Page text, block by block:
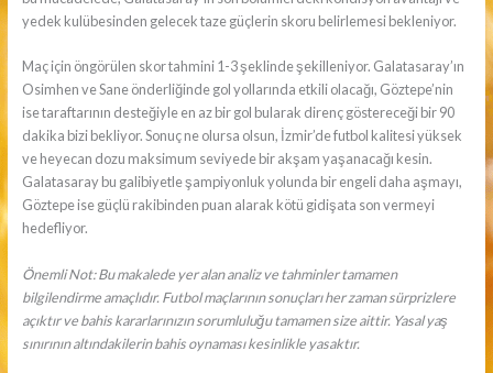
yedek kulübesinden gelecek taze güçlerin skoru belirlemesi bekleniyor.
Maç için öngörülen skor tahmini 1-3 şeklinde şekilleniyor. Galatasaray’ın
Osimhen ve Sane önderliğinde gol yollarında etkili olacağı, Göztepe’nin
ise taraftarının desteğiyle en az bir gol bularak direnç göstereceği bir 90
dakika bizi bekliyor. Sonuç ne olursa olsun, İzmir’de futbol kalitesi yüksek
ve heyecan dozu maksimum seviyede bir akşam yaşanacağı kesin.
Galatasaray bu galibiyetle şampiyonluk yolunda bir engeli daha aşmayı,
Göztepe ise güçlü rakibinden puan alarak kötü gidişata son vermeyi
hedefliyor.
Önemli Not: Bu makalede yer alan analiz ve tahminler tamamen
bilgilendirme amaçlıdır. Futbol maçlarının sonuçları her zaman sürprizlere
açıktır ve bahis kararlarınızın sorumluluğu tamamen size aittir. Yasal yaş
sınırının altındakilerin bahis oynaması kesinlikle yasaktır.